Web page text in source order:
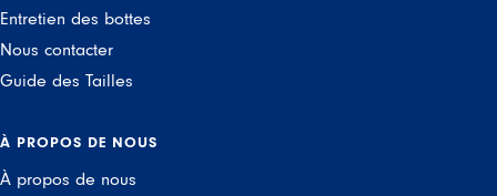
Entretien des bottes
Nous contacter
Guide des Tailles
À PROPOS DE NOUS
À propos de nous